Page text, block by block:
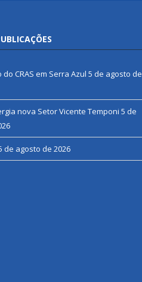
CRAS em Serra Azul 5 de agosto de
nova Setor Vicente Temponi 5 de
de agosto de 2026